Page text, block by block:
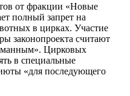
от фракции «Новые
полный запрет на
в цирках. Участие
законопроекта считают
Цирковых
в специальные
«для последующего